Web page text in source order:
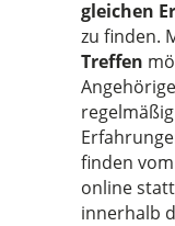
gleichen
zu finden.
Treffen
finden
online
innerhalb